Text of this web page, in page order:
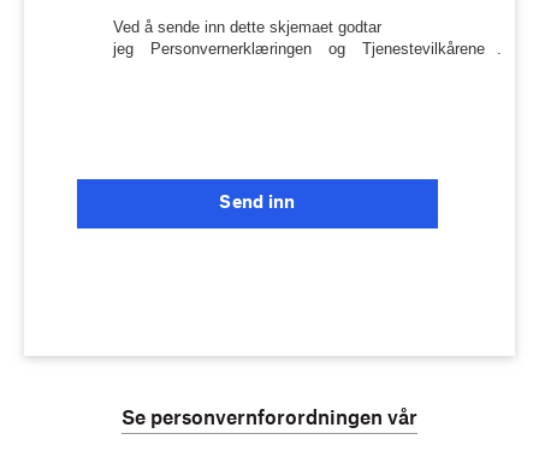
Ved å sende inn dette skjemaet godtar
jeg
Personvernerklæringen og Tjenestevilkårene
Send inn
Se personvernforordningen vår